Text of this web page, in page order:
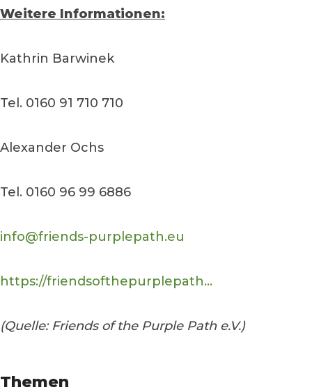
Weitere Informationen:
Kathrin Barwinek
Tel. 0160 91 710 710
Alexander Ochs
Tel. 0160 96 99 6886
info@friends-purplepath.eu
https://friendsofthepurplepath...
(Quelle: Friends of the Purple Path e.V.)
Themen